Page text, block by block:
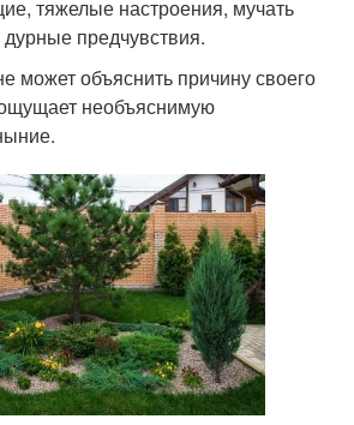
тяжелые настроения, мучать
предчувствия.
может объяснить причину своего
необъяснимую